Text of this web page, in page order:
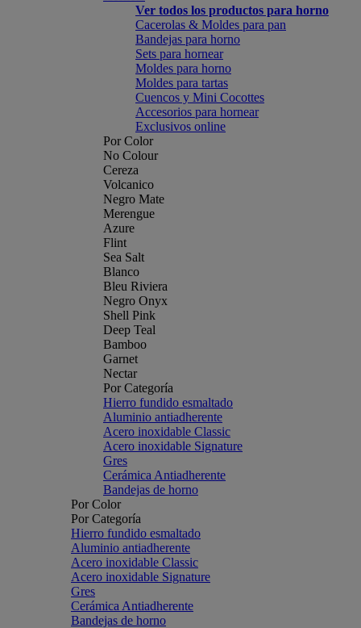
Ver todos los productos para horno
Cacerolas & Moldes para pan
Bandejas para horno
Sets para hornear
Moldes para horno
Moldes para tartas
Cuencos y Mini Cocottes
Accesorios para hornear
Exclusivos online
Por Color
No Colour
Cereza
Volcanico
Negro Mate
Merengue
Azure
Flint
Sea Salt
Blanco
Bleu Riviera
Negro Onyx
Shell Pink
Deep Teal
Bamboo
Garnet
Nectar
Por Categoría
Hierro fundido esmaltado
Aluminio antiadherente
Acero inoxidable Classic
Acero inoxidable Signature
Gres
Cerámica Antiadherente
Bandejas de horno
Por Color
Por Categoría
Hierro fundido esmaltado
Aluminio antiadherente
Acero inoxidable Classic
Acero inoxidable Signature
Gres
Cerámica Antiadherente
Bandejas de horno